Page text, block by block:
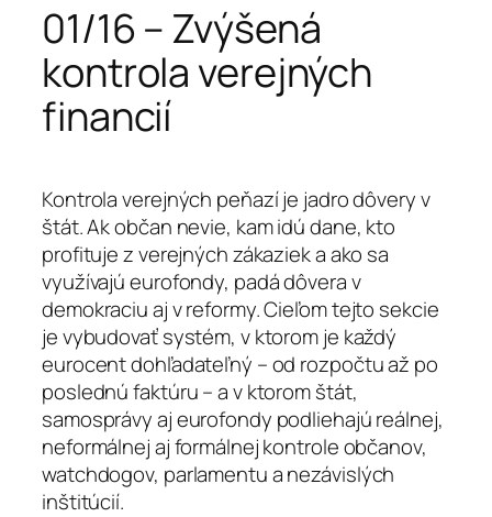
01/16 – Zvýšená
kontrola verejných
financií
Kontrola verejných peňazí je jadro dôvery v
štát. Ak občan nevie, kam idú dane, kto
profituje z verejných zákaziek a ako sa
využívajú eurofondy, padá dôvera v
demokraciu aj v reformy. Cieľom tejto sekcie
je vybudovať systém, v ktorom je každý
eurocent dohľadateľný – od rozpočtu až po
poslednú faktúru – a v ktorom štát,
samosprávy aj eurofondy podliehajú reálnej,
neformálnej aj formálnej kontrole občanov,
watchdogov, parlamentu a nezávislých
inštitúcií.